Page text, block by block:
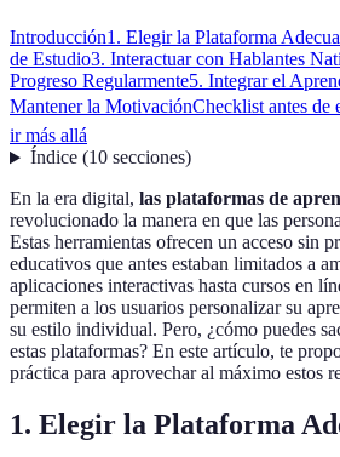
Introducción1. Elegir la Plataforma
de Estudio3. Interactuar con Hablantes
Progreso Regularmente5. Integrar el
Mantener la MotivaciónChecklist antes de
ir más allá
Índice(10 secciones)
En la era digital, las plataformas de
revolucionado la manera en que las
Estas herramientas ofrecen un acceso sin
educativos que antes estaban limitados a
aplicaciones interactivas hasta cursos en
permiten a los usuarios personalizar su
su estilo individual. Pero, ¿cómo puedes
estas plataformas? En este artículo, te
práctica para aprovechar al máximo estos
1. Elegir la Plataforma